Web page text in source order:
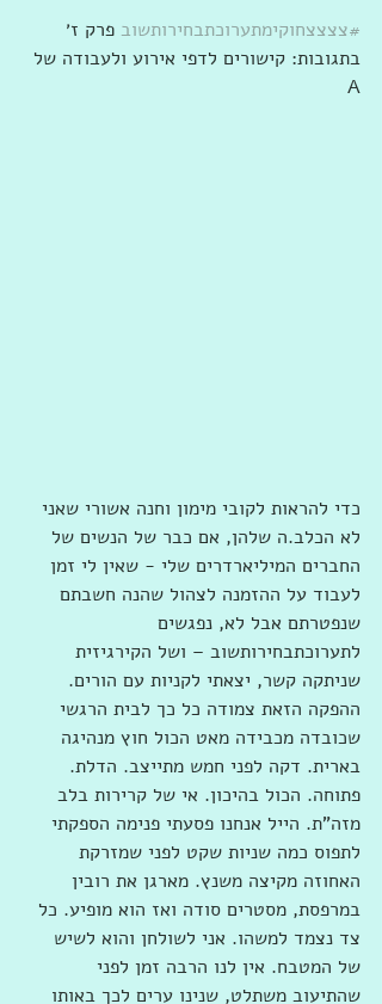
#צצצצחוקימתערוכתבחירותשוב פרק ז׳
בתגובות: קישורים לדפי אירוע ולעבודה של
A
כדי להראות לקובי מימון וחנה אשורי שאני
לא הכלב.ה שלהן, אם כבר של הנשים של
החברים המיליארדרים שלי - שאין לי זמן
לעבוד על ההזמנה לצהול שהנה חשבתם
שנפטרתם אבל לא, נפגשים
לתערוכתבחירותשוב – ושל הקירגיזית
שניתקה קשר, יצאתי לקניות עם הורים.
ההפקה הזאת צמודה כל כך לבית הרגשי
שכובדה מכבידה מאט הכול חוץ מנהיגה
בארית. דקה לפני חמש מתייצב. הדלת.
פתוחה. הכול בהיכון. אי של קרירות בלב
מזה"ת. הייל אנחנו פסעתי פנימה הספקתי
לתפוס כמה שניות שקט לפני שמזרקת
האחוזה מקיצה משנץ. מארגן את רובין
במרפסת, מסטרים סודה ואז הוא מופיע. כל
צד נצמד למשהו. אני לשולחן והוא לשיש
של המטבח. אין לנו הרבה זמן לפני
שהתיעוב משתלט, שנינו ערים לכך באותו